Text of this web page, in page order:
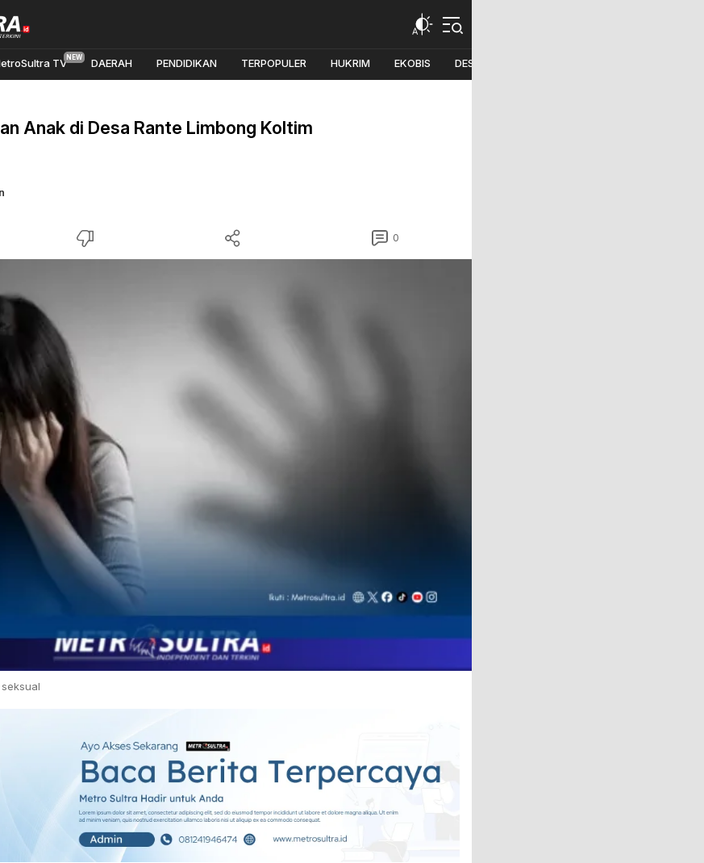
TV DAERAH PENDIDIKAN TERPOPULER HUKRIM EKOBIS DESA
Anak di Desa Rante Limbong Koltim
0